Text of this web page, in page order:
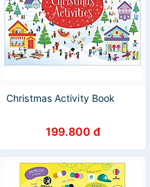
Christmas Activity Book
199.800 đ